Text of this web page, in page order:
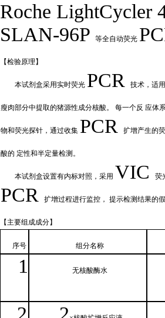
Roche LightCycler
SLAN-96P等全自动荧光
【检验原理】
本试剂盒采用实时荧光 PCR 技术，适
瘦肉部分中提取的猪源性成分核酸。 每一个反 应体
物和荧光探针，通过收集 PCR 扩增产生的
酸的 定性和半定量检测。
本试剂盒设置有内标对照，采用 VIC 荧
PCR 扩增过程进行监控， 提示检测结果的
【主要组 成成分】
序号 组分名称
1 无核酸酶水